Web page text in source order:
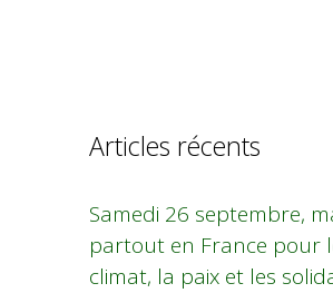
Articles récents
Samedi 26 septembre,
partout en France pour
climat, la paix et les